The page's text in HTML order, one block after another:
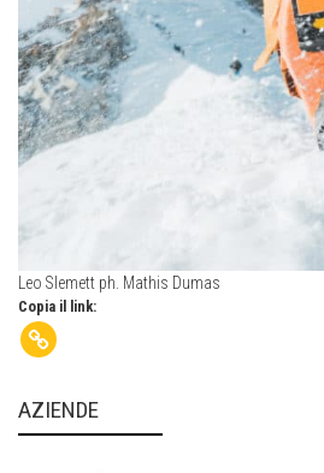
Leo Slemett ph. Mathis Dumas
Copia il link:
AZIENDE